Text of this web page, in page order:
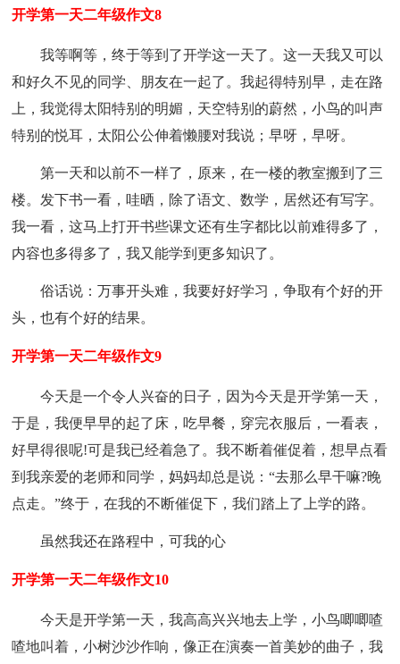
开学第一天二年级作文8
我等啊等，终于等到了开学这一天了。这一天我又可以
和好久不见的同学、朋友在一起了。我起得特别早，走在路
上，我觉得太阳特别的明媚，天空特别的蔚然，小鸟的叫声
特别的悦耳，太阳公公伸着懒腰对我说；早呀，早呀。
第一天和以前不一样了，原来，在一楼的教室搬到了三
楼。发下书一看，哇晒，除了语文、数学，居然还有写字。
我一看，这马上打开书些课文还有生字都比以前难得多了，
内容也多得多了，我又能学到更多知识了。
俗话说：万事开头难，我要好好学习，争取有个好的开
头，也有个好的结果。
开学第一天二年级作文9
今天是一个令人兴奋的日子，因为今天是开学第一天，
于是，我便早早的起了床，吃早餐，穿完衣服后，一看表，
好早得很呢!可是我已经着急了。我不断着催促着，想早点看
到我亲爱的老师和同学，妈妈却总是说：“去那么早干嘛?晚
点走。”终于，在我的不断催促下，我们踏上了上学的路。
虽然我还在路程中，可我的心
开学第一天二年级作文10
今天是开学第一天，我高高兴兴地去上学，小鸟唧唧喳
喳地叫着，小树沙沙作响，像正在演奏一首美妙的曲子，我